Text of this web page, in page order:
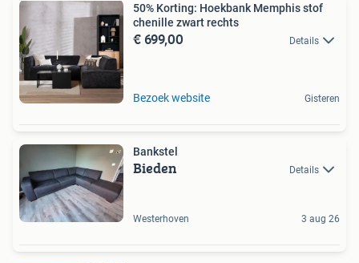
50% Korting: Hoekbank Memphis stof
chenille zwart rechts
€ 699,00 Details
Bezoek website Gisteren
Bankstel
Bieden Details
Westerhoven 3 aug 26